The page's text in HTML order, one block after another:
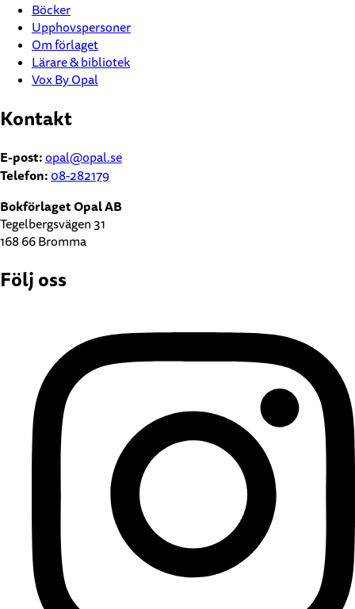
Böcker
Upphovspersoner
Om förlaget
Lärare & bibliotek
Vox By Opal
Kontakt
E-post:opal@opal.se
Telefon:08-282179
Bokförlaget Opal AB
Tegelbergsvägen 31
168 66 Bromma
Följ oss